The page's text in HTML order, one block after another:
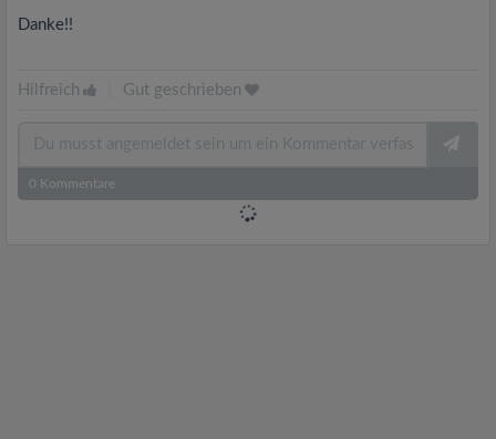
Danke!!
Hilfreich Gut geschrieben
0 Kommentare